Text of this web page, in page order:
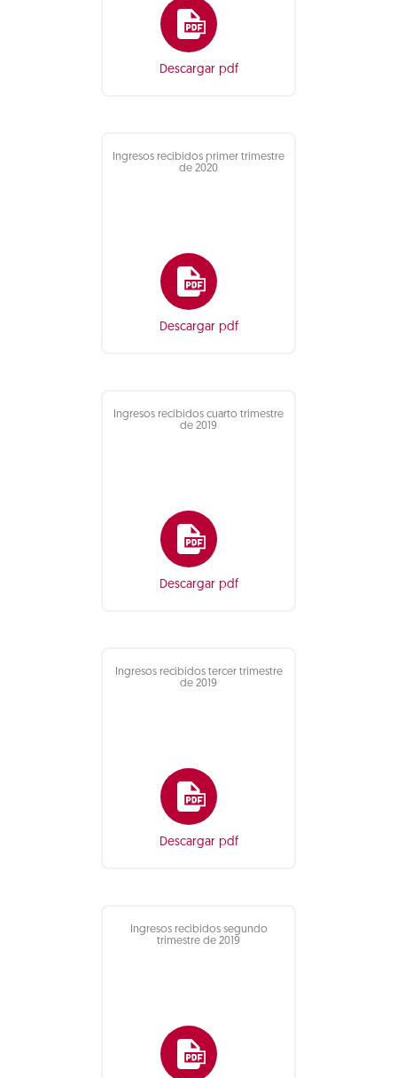
Descargar pdf
Ingresos recibidos primer trimestre
de 2020
Descargar pdf
Ingresos recibidos cuarto trimestre
de 2019
Descargar pdf
Ingresos recibidos tercer trimestre
de 2019
Descargar pdf
Ingresos recibidos segundo
trimestre de 2019